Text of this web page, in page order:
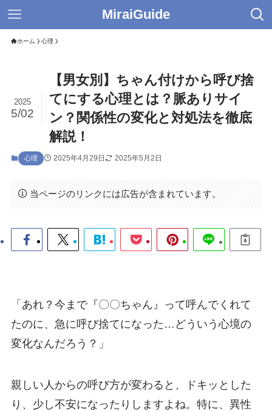
MiraiGuide
ホーム 心理
【男女別】ちゃん付けから呼び捨
てにする心理とは？脈ありサイ
ン？関係性の変化と対処法を徹底
解説！
2025
5/02
心理 2025年4月29日 2025年5月2日
当ページのリンクには広告が含まれています。
「あれ？今まで『〇〇ちゃん』って呼んでくれて
たのに、急に呼び捨てになった…どういう心境の
変化なんだろう？」
親しい人からの呼び方が変わると、ドキッとした
り、少し不安になったりしますよね。特に、異性